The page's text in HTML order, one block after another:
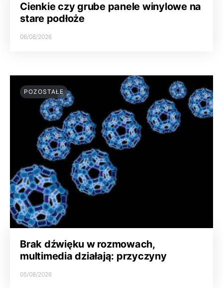
Cienkie czy grube panele winylowe na
stare podłoże
06/08/2026
POZOSTAŁE
Brak dźwięku w rozmowach,
multimedia działają: przyczyny
05/08/2026